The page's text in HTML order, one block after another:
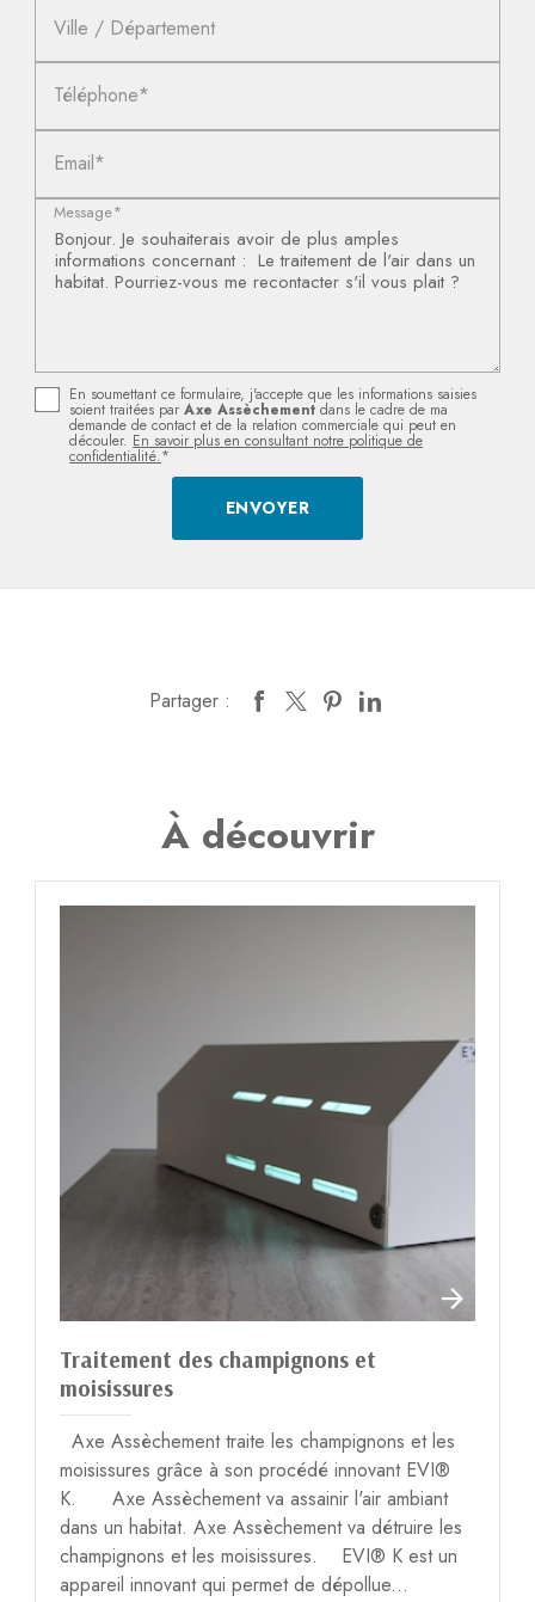
Ville / Département
Téléphone*
Email*
Message*
En soumettant ce formulaire, j'accepte que les informations saisies
soient traitées parAxe Assèchement dans le cadre de ma
demande de contact et de la relation commerciale qui peut en
découler. En savoir plus en consultant notre politique de
confidentialité.*
Partager :
À découvrir
Traitement des champignons et
moisissures
Axe Assèchement traite les champignons et les
moisissures grâce à son procédé innovant EVI®
K. Axe Assèchement va assainir l'air ambiant
dans un habitat. Axe Assèchement va détruire les
champignons et les moisissures. EVI® K est un
appareil innovant qui permet de dépollue...